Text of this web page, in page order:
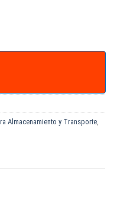
Almacenamiento y Transporte,